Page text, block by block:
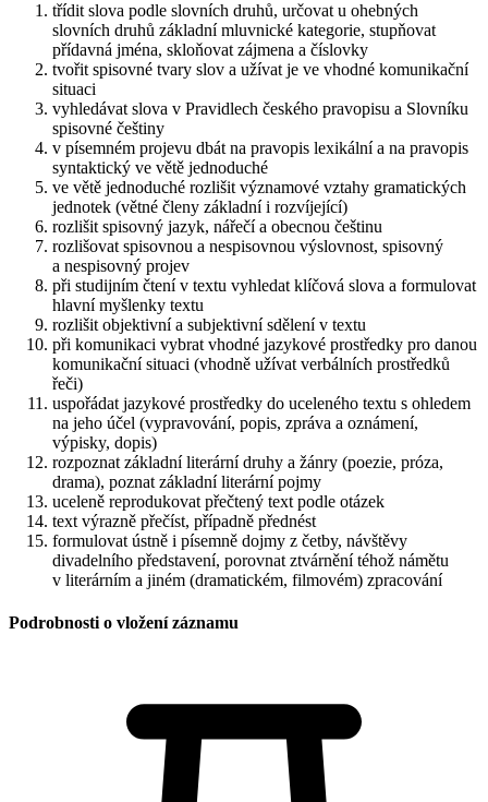
třídit slova podle slovních druhů, určovat u ohebných
slovních druhů základní mluvnické kategorie, stupňovat
přídavná jména, skloňovat zájmena a číslovky
tvořit spisovné tvary slov a užívat je ve vhodné komunikační
situaci
vyhledávat slova v Pravidlech českého pravopisu a Slovníku
spisovné češtiny
v písemném projevu dbát na pravopis lexikální a na pravopis
syntaktický ve větě jednoduché
ve větě jednoduché rozlišit významové vztahy gramatických
jednotek (větné členy základní i rozvíjející)
rozlišit spisovný jazyk, nářečí a obecnou češtinu
rozlišovat spisovnou a nespisovnou výslovnost, spisovný
a nespisovný projev
při studijním čtení v textu vyhledat klíčová slova a formulovat
hlavní myšlenky textu
rozlišit objektivní a subjektivní sdělení v textu
při komunikaci vybrat vhodné jazykové prostředky pro danou
komunikační situaci (vhodně užívat verbálních prostředků
řeči)
uspořádat jazykové prostředky do uceleného textu s ohledem
na jeho účel (vypravování, popis, zpráva a oznámení,
výpisky, dopis)
rozpoznat základní literární druhy a žánry (poezie, próza,
drama), poznat základní literární pojmy
uceleně reprodukovat přečtený text podle otázek
text výrazně přečíst, případně přednést
formulovat ústně i písemně dojmy z četby, návštěvy
divadelního představení, porovnat ztvárnění téhož námětu
v literárním a jiném (dramatickém, filmovém) zpracování
Podrobnosti o vložení záznamu